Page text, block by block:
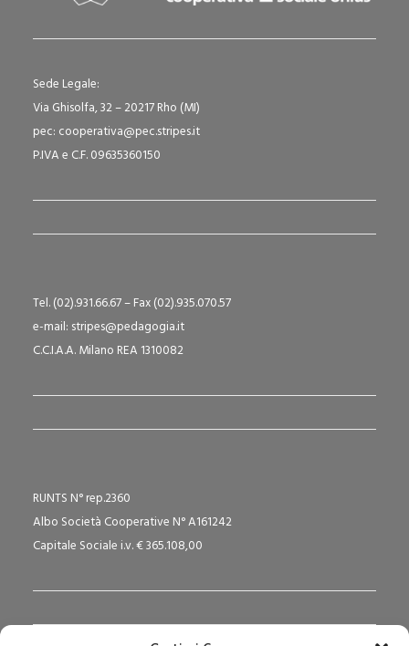
Sede Legale:
Via Ghisolfa, 32 – 20217 Rho (MI)
pec: cooperativa@pec.stripes.it
P.IVA e C.F. 09635360150
Tel. (02).931.66.67 – Fax (02).935.070.57
e-mail: stripes@pedagogia.it
C.C.I.A.A. Milano REA 1310082
RUNTS N° rep.2360
Albo Società Cooperative N° A161242
Capitale Sociale i.v. € 365.108,00